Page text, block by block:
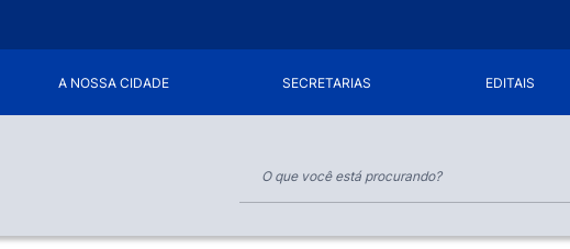
A NOSSA CIDADE SECRETARIAS EDITAIS